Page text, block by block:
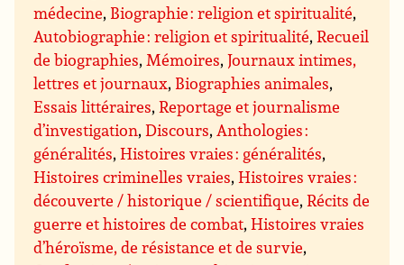
médecine, Biographie : religion et spiritualité,
Autobiographie : religion et spiritualité,Recueil
de biographies,Mémoires,Journaux intimes,
lettres et journaux, Biographies animales,
Essais littéraires,Reportage et journalisme
d’investigation,Discours,Anthologies :
généralités,Histoires vraies : généralités,
Histoires criminelles vraies,Histoires vraies :
découverte / historique / scientifique,Récits de
guerre et histoires de combat,Histoires vraies
d’héroïsme, de résistance et de survie,